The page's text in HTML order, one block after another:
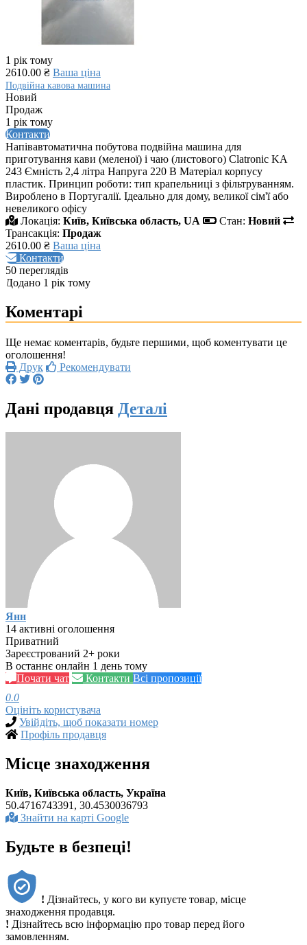
1 рік тому
2610.00 ₴ Ваша ціна
Подвійна кавова машина
Новий
Продаж
1 рік тому
Контакти
Напівавтоматична побутова подвійна машина для
приготування кави (меленої) і чаю (листового) Clatronic KA
243 Ємність 2,4 літра Напруга 220 В Матеріал корпусу
пластик. Принцип роботи: тип крапельниці з фільтруванням.
Вироблено в Португалії. Ідеально для дому, великої сім'ї або
невеликого офісу
Локація: Київ, Київська область, UA Стан: Новий
Трансакція: Продаж
2610.00 ₴ Ваша ціна
Контакти
50 переглядів
Додано 1 рік тому
Коментарі
Ще немає коментарів, будьте першими, щоб коментувати це
оголошення!
Друк
Рекомендувати
Дані продавця Деталі
Янн
14 активні оголошення
Приватний
Зареєстрований 2+ роки
В останнє онлайн 1 день тому
Почати чат
Контакти Всі пропозиції
0.0
Оцініть користувача
Увійдіть, щоб показати номер
Профіль продавця
Місце знаходження
Київ, Київська область, Україна
50.4716743391, 30.4530036793
Знайти на карті Google
Будьте в безпеці!
! Дізнайтесь, у кого ви купуєте товар, місце
знаходження продавця.
! Дізнайтесь всю інформацію про товар перед його
замовленням.